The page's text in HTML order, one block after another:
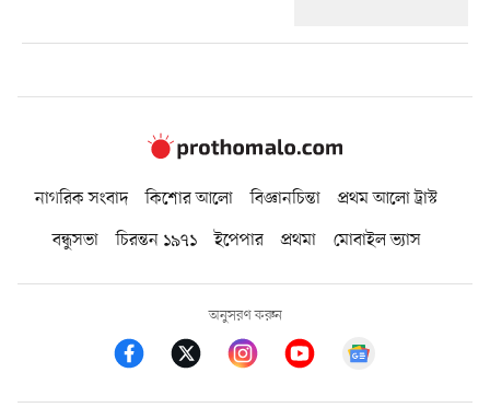
নাগরিক সংবাদ কিশোর আলো বিজ্ঞানচিন্তা
প্রথম আলো ট্রাস্ট
বন্ধুসভা
চিরন্তন ১৯৭১ ইপেপার প্রথমা মোবাইল ভ্যাস
অনুসরণ করুন